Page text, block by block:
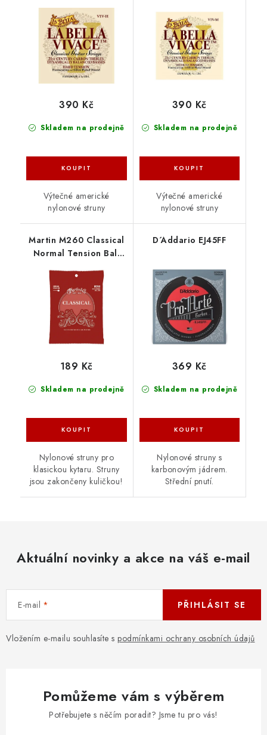
Skladem na prodejně
390 Kč
Výtečné americké
nylonové struny
Skladem na prodejně
390 Kč
Výtečné americké
nylonové struny
Martin M260 Classical
Normal Tension Ball
Skladem na prodejně
189 Kč
Nylonové struny pro
klasickou kytaru. Struny
jsou zakončeny kuličkou!
D´Addario EJ45FF
Skladem na prodejně
369 Kč
Nylonové struny s
karbonovým jádrem.
Střední pnutí.
Aktuální novinky a akce na váš e-mail
E-mail
Vložením e-mailu souhlasíte s podmínkami ochrany osobních údajů
PŘIHLÁSIT SE
Pomůžeme vám s výběrem
Potřebujete s něčím poradit? Jsme tu pro vás!